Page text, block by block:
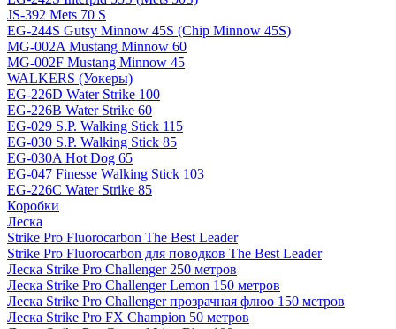
JS-392 Mets 70 S
EG-244S Gutsy Minnow 45S (Chip Minnow 45S)
MG-002A Mustang Minnow 60
MG-002F Mustang Minnow 45
WALKERS (Уокеры)
EG-226D Water Strike 100
EG-226B Water Strike 60
EG-029 S.P. Walking Stick 115
EG-030 S.P. Walking Stick 85
EG-030A Hot Dog 65
EG-047 Finesse Walking Stick 103
EG-226C Water Strike 85
Коробки
Леска
Strike Pro Fluorocarbon The Best Leader
Strike Pro Fluorocarbon для поводков The Best Leader
Леска Strike Pro Challenger 250 метров
Леска Strike Pro Challenger Lemon 150 метров
Леска Strike Pro Challenger прозрачная флюо 150 метров
Леска Strike Pro FX Champion 50 метров